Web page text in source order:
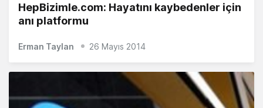
HepBizimle.com: Hayatını kaybedenler için
anı platformu
Erman Taylan 26 Mayıs 2014